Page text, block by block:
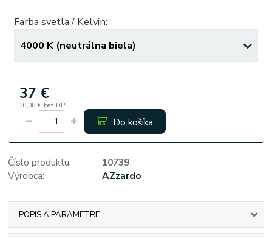
Farba svetla / Kelvin:
37 €
30,08 € bez DPH
Do košíka
Číslo produktu:
10739
Výrobca:
AZzardo
POPIS A PARAMETRE